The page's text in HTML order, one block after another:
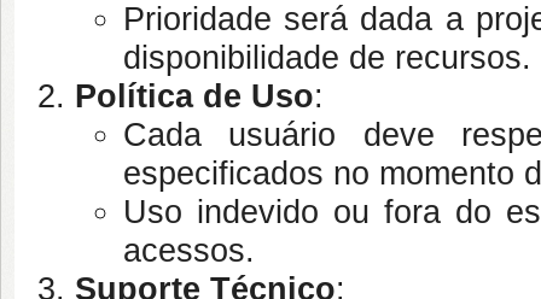
Prioridade será dada a
disponibilidade de recursos.
Política de Uso:
Cada usuário deve
especificados no momento
Uso indevido ou fora do
acessos.
Suporte Técnico: